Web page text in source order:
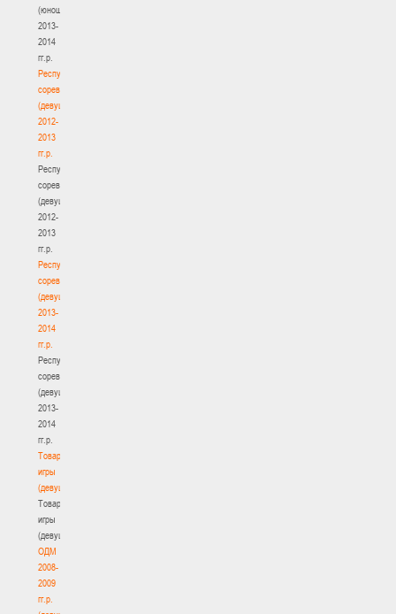
(юноши)
2013-
2014
гг.р.
Республиканские
соревнования
(девушки)
2012-
2013
гг.р.
Республиканские
соревнования
(девушки)
2012-
2013
гг.р.
Республиканские
соревнования
(девушки)
2013-
2014
гг.р.
Республиканские
соревнования
(девушки)
2013-
2014
гг.р.
Товарищеские
игры
(девушки)
Товарищеские
игры
(девушки)
ОДМ
2008-
2009
гг.р.